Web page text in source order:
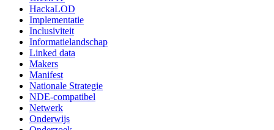
HackaLOD
Implementatie
Inclusiviteit
Informatielandschap
Linked data
Makers
Manifest
Nationale Strategie
NDE-compatibel
Netwerk
Onderwijs